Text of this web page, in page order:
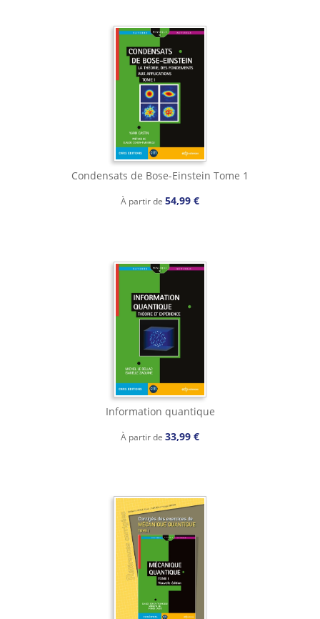
Condensats de Bose-Einstein Tome 1
À partir de 54,99 €
Information quantique
À partir de 33,99 €